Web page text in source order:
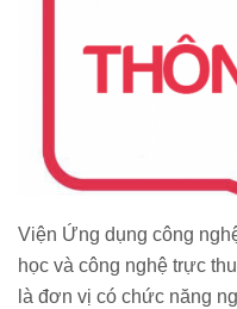
Viện Ứng dụng công
học và công nghệ trực
là đơn vị có chức năng